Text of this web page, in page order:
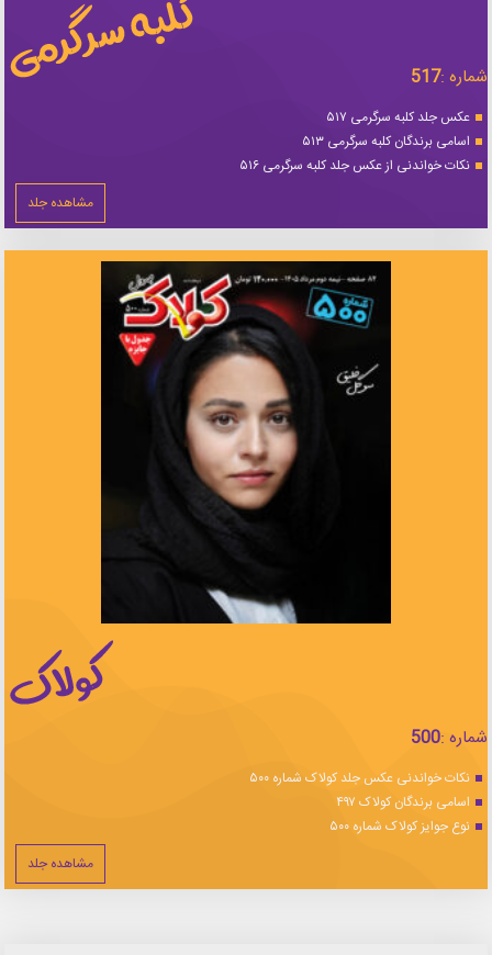
شماره :517
عکس جلد کلبه سرگرمی ۵۱۷
اسامی برندگان کلبه سرگرمی ۵۱۳
نکات خواندنی از عکس جلد کلبه سرگرمی ۵۱۶
مشاهده جلد
شماره :500
نکات خواندنی عکس جلد کولاک شماره ۵۰۰
اسامی برندگان کولاک ۴۹۷
نوع جوایز کولاک شماره ۵۰۰
مشاهده جلد